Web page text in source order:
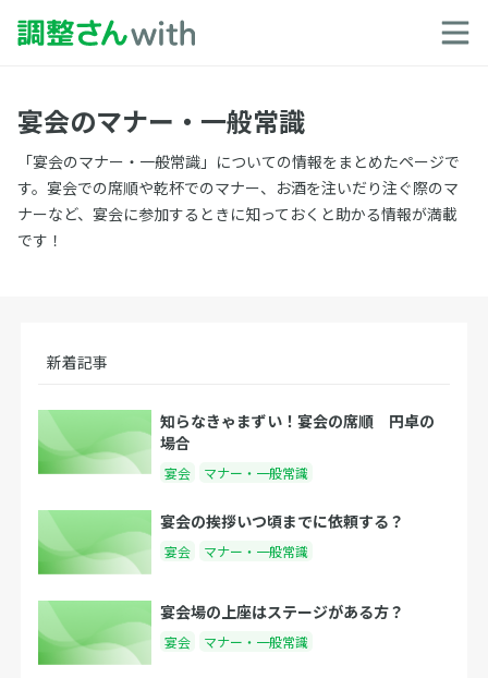
宴会のマナー・一般常識
「宴会のマナー・一般常識」についての情報をまとめたページで
す。宴会での席順や乾杯でのマナー、お酒を注いだり注ぐ際のマ
ナーなど、宴会に参加するときに知っておくと助かる情報が満載
です！
新着記事
知らなきゃまずい！宴会の席順 円卓の
場合
宴会 マナー・一般常識
宴会の挨拶いつ頃までに依頼する？
宴会 マナー・一般常識
宴会場の上座はステージがある方？
宴会 マナー・一般常識